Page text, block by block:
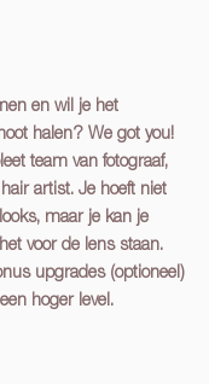
en wil je het
halen? We got you!
team van fotograaf,
artist. Je hoeft niet
maar je kan je
voor de lens staan.
upgrades (optioneel)
hoger level.